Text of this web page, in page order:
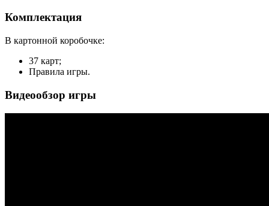
Комплектация
В картонной коробочке:
37 карт;
Правила игры.
Видеообзор игры